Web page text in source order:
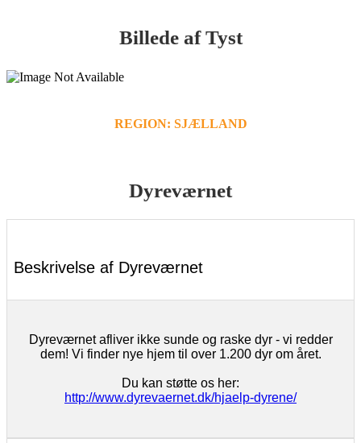
Billede af Tyst
REGION: SJÆLLAND
Dyreværnet
Beskrivelse af Dyreværnet
Dyreværnet afliver ikke sunde og raske dyr - vi redder
dem! Vi finder nye hjem til over 1.200 dyr om året.
Du kan støtte os her:
http://www.dyrevaernet.dk/hjaelp-dyrene/